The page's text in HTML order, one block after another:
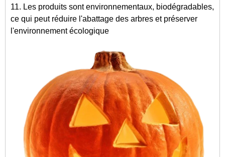
11. Les produits sont environnementaux, biodégradables,
ce qui peut réduire l'abattage des arbres et préserver
l'environnement écologique